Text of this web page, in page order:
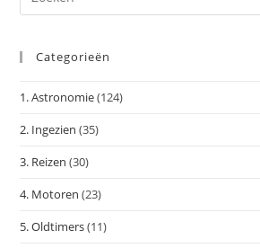
Categorieën
1. Astronomie(124)
2. Ingezien (35)
3. Reizen (30)
4. Motoren (23)
5. Oldtimers(11)